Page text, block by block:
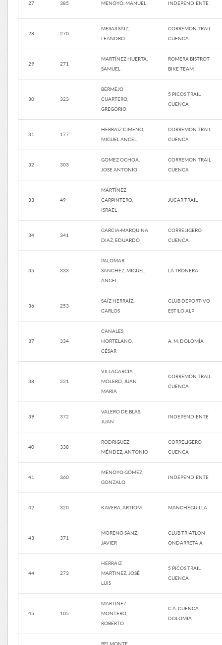
27 385 MENOYO, MANUEL INDEPENDIENTE
28 270
MESAS SAIZ,
LEANDRO
CORREMON TRAIL
CUENCA
29 271
MARTÍNEZ HUERTA,
SAMUEL
ROMERA BISTROT
BIKE TEAM
30 323
BERMEJO
CUARTERO,
GREGORIO
5 PICOS TRAIL
CUENCA
31 177
HERRAIZ GIMENO,
MIGUEL ANGEL
CORREMON TRAIL
CUENCA
32 303
GOMEZ OCHOA,
JOSE ANTONIO
CORREMON TRAIL
CUENCA
33 49
MARTÍNEZ
CARPINTERO,
ISRAEL
JUCAR TRAIL
34 341
GARCIA-MARQUINA
DIAZ, EDUARDO
CORRELIGERO
CUENCA
35 333
PALOMAR
SANCHEZ, MIGUEL
ANGEL
LA TRONERA
36 253
SAÍZ HERRAÍZ,
CARLOS
CLUB DEPORTIVO
ESTILO ALP
37 334
CANALES
HORTELANO,
CÉSAR
A. M. DOLOMÍA
38 221
VILLAGARCIA
MOLERO, JUAN
MARIA
CORREMON TRAIL
CUENCA
39 372
VALERO DE BLAS,
JUAN
INDEPENDIENTE
40 338
RODRIGUEZ
MÉNDEZ, ANTONIO
CORRELIGERO
CUENCA
41 360
MENOYO GÓMEZ,
GONZALO
INDEPENDIENTE
42 320 KAVERA, ARTIOM MANCHEGUILLA
43 371
MORENO SANZ,
JAVIER
CLUB TRIATLON
ONDARRETA A
44 273
HERRAIZ
MARTINEZ, JOSÉ
LUIS
5 PICOS TRAIL
CUENCA
45 105
MARTINEZ
MONTERO,
ROBERTO
C.A. CUENCA
DOLOMIA
BELMONTE